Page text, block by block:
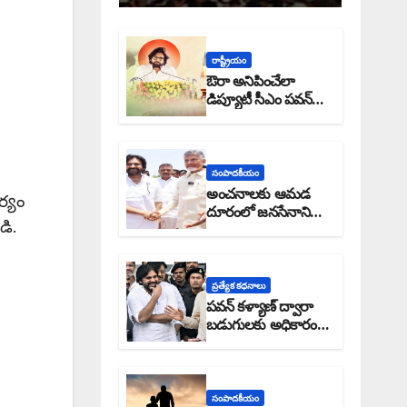
రాష్ట్రీయం
ఔరా అనిపించేలా
డిప్యూటీ సీఎం పవన్
కళ్యాణ్ ప్రోగ్రెస్ రిపోర్టు
సంపాదకీయం
అంచనాలకు ఆమడ
దూరంలో జనసేనాని?:
అక్షర సందేశం
ప్రత్యేక కధనాలు
పవన్ కళ్యాణ్ ద్వారా
బడుగులకు అధికారం
ఎండమావేనా: అక్షర
సంపాదకీయం